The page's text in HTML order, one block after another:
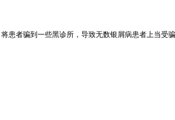
患者骗到一些黑诊所，导致无数银屑病患者上当受